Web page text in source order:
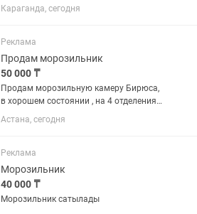
Караганда, сегодня
Реклама
Продам морозильник
50 000 ₸
Продам морозильную камеру Бирюса,
в хорошем состоянии , на 4 отделения,
объем 110 , торг есть
Астана, сегодня
Реклама
Морозильник
40 000 ₸
Морозильник сатылады